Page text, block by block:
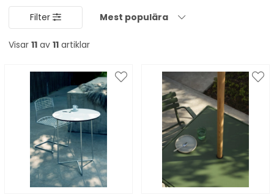
Filter Mest populära
Visar 11 av 11 artiklar